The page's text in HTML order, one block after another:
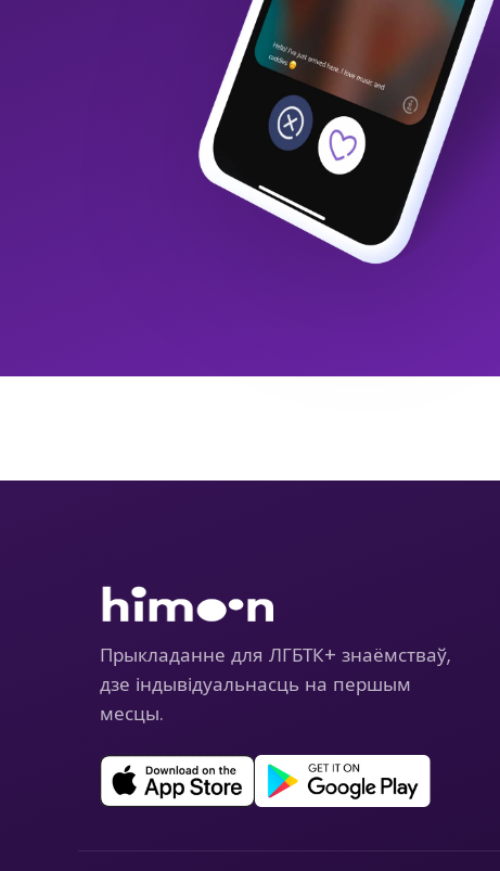
Прыкладанне для ЛГБТК+ знаёмстваў,
дзе індывідуальнасць на першым
месцы.